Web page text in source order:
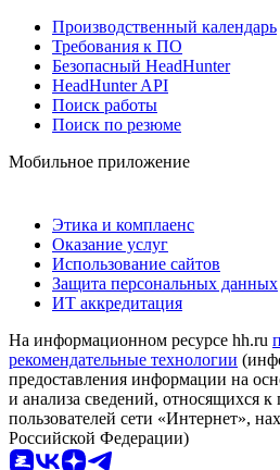
Производственный календарь
Требования к ПО
Безопасный HeadHunter
HeadHunter API
Поиск работы
Поиск по резюме
Мобильное приложение
Этика и комплаенс
Оказание услуг
Использование сайтов
Защита персональных данных
ИТ аккредитация
На информационном ресурсе hh.ru
рекомендательные технологии
предоставления информации на
и анализа сведений, относящихся к
пользователей сети «Интернет»,
Российской Федерации)